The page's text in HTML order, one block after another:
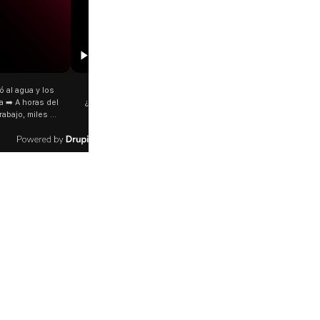
yo prefería tus mimos"
Ra? La Joaqui presentó
colaboración junto a
entre la letra y las
tras su separación